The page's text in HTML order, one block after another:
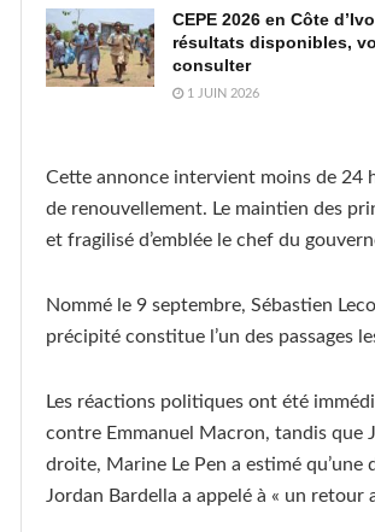
CEPE 2026 en Côte
résultats disponibles,
consulter
1 JUIN 2026
Cette annonce intervient moins de 24
de renouvellement. Le maintien des
et fragilisé d’emblée le chef du
Nommé le 9 septembre, Sébastien
précipité constitue l’un des passages
Les réactions politiques ont été
contre Emmanuel Macron, tandis que
droite, Marine Le Pen a estimé
Jordan Bardella a appelé à « un retour